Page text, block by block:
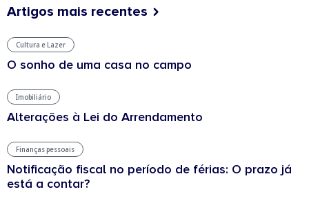
Artigos mais recentes
Cultura e Lazer
O sonho de uma casa no campo
Imobiliário
Alterações à Lei do Arrendamento
Finanças pessoais
Notificação fiscal no período de férias: O prazo já
está a contar?